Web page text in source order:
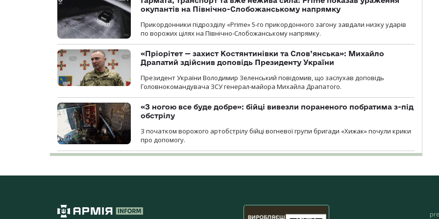
окупантів на Північно-Слобожанському напрямку
Прикордонники підрозділу «Prime» 5-го прикордонного загону завдали низку ударів
по ворожих цілях на Північно-Слобожанському напрямку.
«Пріорітет — захист Костянтинівки та Слов’янська»: Михайло
Драпатий здійснив доповідь Президенту України
Президент України Володимир Зеленський повідомив, що заслухав доповідь
Головнокомандувача ЗСУ генерал-майора Михайла Драпатого.
«З ногою все буде добре»: бійці вивезли пораненого побратима з-під
обстрілу
З початком ворожого артобстрілу бійці вогневої групи бригади «Хижак» почули крики
про допомогу.